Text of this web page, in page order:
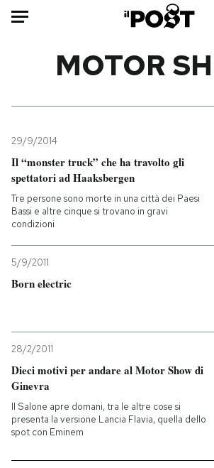
Mondo
Politica
Tecnologia
Internet
Scienza
Economia
Sport
Ok
PODCAST
NEWSLETTER
MOTOR
29/9/2014
Il “monster truck” che ha travolto gli
spettatori ad Haaksbergen
Tre persone sono morte in una città dei Paesi
Bassi e altre cinque si trovano in gravi
condizioni
5/9/2011
Born electric
28/2/2011
Dieci motivi per andare al Motor Show di
Ginevra
Il Salone apre domani, tra le altre cose si
presenta la versione Lancia Flavia, quella dello
spot con Eminem